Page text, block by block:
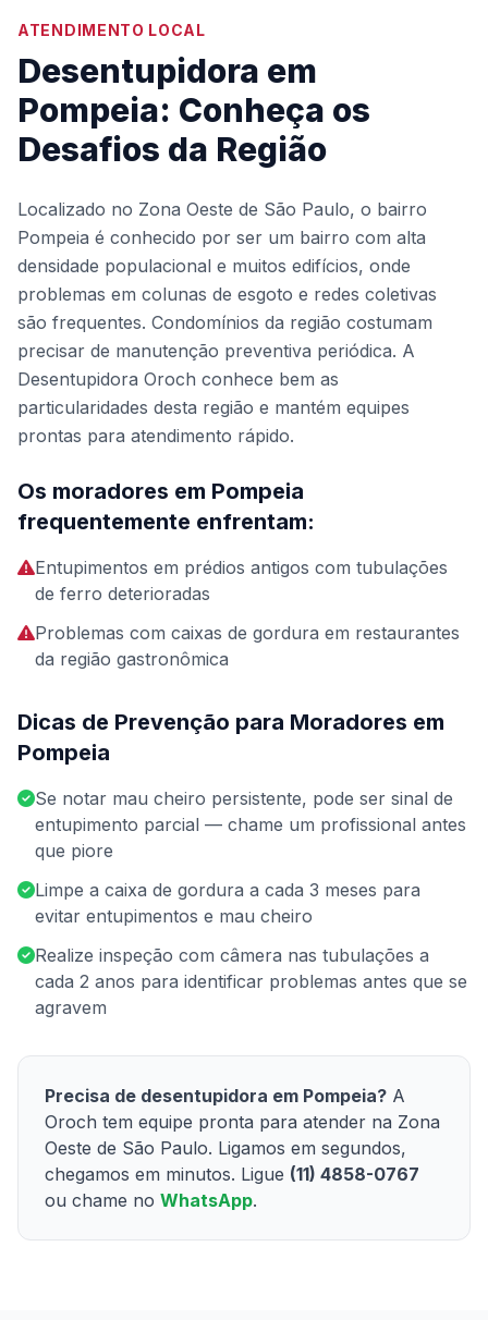
ATENDIMENTO LOCAL
Desentupidora em
Pompeia: Conheça os
Desafios da Região
Localizado no Zona Oeste de São Paulo, o bairro
Pompeia é conhecido por ser um bairro com alta
densidade populacional e muitos edifícios, onde
problemas em colunas de esgoto e redes coletivas
são frequentes. Condomínios da região costumam
precisar de manutenção preventiva periódica. A
Desentupidora Oroch conhece bem as
particularidades desta região e mantém equipes
prontas para atendimento rápido.
Os moradores em Pompeia
frequentemente enfrentam:
Entupimentos em prédios antigos com tubulações
de ferro deterioradas
Problemas com caixas de gordura em restaurantes
da região gastronômica
Dicas de Prevenção para Moradores em
Pompeia
Se notar mau cheiro persistente, pode ser sinal de
entupimento parcial — chame um profissional antes
que piore
Limpe a caixa de gordura a cada 3 meses para
evitar entupimentos e mau cheiro
Realize inspeção com câmera nas tubulações a
cada 2 anos para identificar problemas antes que se
agravem
Precisa de desentupidora em Pompeia? A
Oroch tem equipe pronta para atender na Zona
Oeste de São Paulo. Ligamos em segundos,
chegamos em minutos. Ligue (11) 4858-0767
ou chame no WhatsApp.